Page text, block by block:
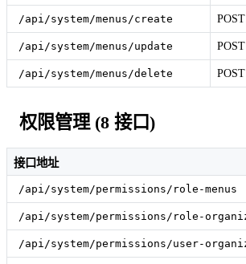
/api/system/menus/create POST
/api/system/menus/update POST
/api/system/menus/delete POST
权限管理 (8 接口)
接口地址
/api/system/permissions/role-menus
/api/system/permissions/role-
/api/system/permissions/user-